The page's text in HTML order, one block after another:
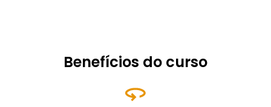
Benefícios do curso